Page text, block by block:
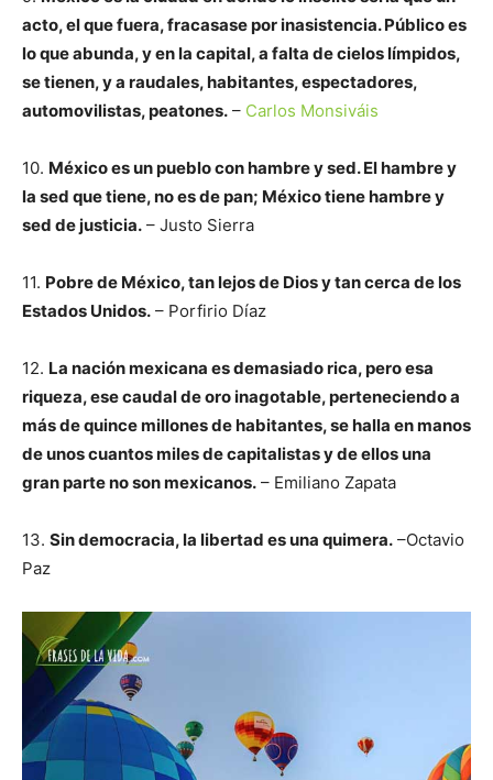
acto, el que fuera, fracasase por inasistencia. Público es
lo que abunda, y en la capital, a falta de cielos límpidos,
se tienen, y a raudales, habitantes, espectadores,
automovilistas, peatones. – Carlos Monsiváis
10. México es un pueblo con hambre y sed. El hambre y
la sed que tiene, no es de pan; México tiene hambre y
sed de justicia. – Justo Sierra
11. Pobre de México, tan lejos de Dios y tan cerca de los
Estados Unidos. – Porfirio Díaz
12. La nación mexicana es demasiado rica, pero esa
riqueza, ese caudal de oro inagotable, perteneciendo a
más de quince millones de habitantes, se halla en manos
de unos cuantos miles de capitalistas y de ellos una
gran parte no son mexicanos. – Emiliano Zapata
13. Sin democracia, la libertad es una quimera. –Octavio
Paz